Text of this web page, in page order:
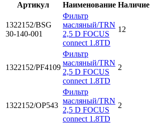
Артикул
Наименование Наличие
1322152/BSG
30-140-001
Фильтр
масляный/TRN
2,5 D FOCUS
connect 1.8TD
12
1322152/PF4109
Фильтр
масляный/TRN
2,5 D FOCUS
connect 1.8TD
2
1322152/OP543
Фильтр
масляный/TRN
2,5 D FOCUS
connect 1.8TD
2